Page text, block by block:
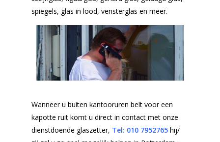
spiegels, glas in lood, vensterglas en meer.
Wanneer u buiten kantooruren belt voor een
kapotte ruit komt u direct in contact met onze
dienstdoende glaszetter, Tel: 010 7952765 hij/